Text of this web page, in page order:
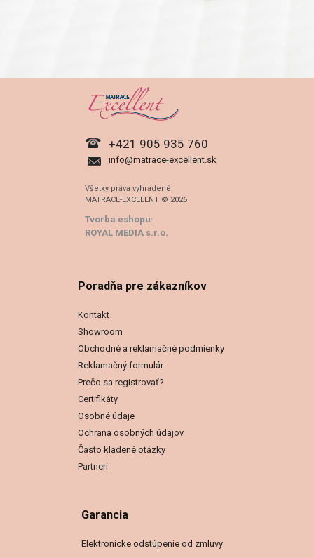
+421 905 935 760
info@matrace-excellent.sk
Všetky práva vyhradené.
MATRACE-EXCELENT © 2026
Tvorba eshopu:
ROYAL MEDIA s.r.o.
Poradňa pre zákazníkov
Kontakt
Showroom
Obchodné a reklamačné podmienky
Reklamačný formulár
Prečo sa registrovať?
Certifikáty
Osobné údaje
Ochrana osobných údajov
Často kladené otázky
Partneri
Garancia
Elektronicke odstúpenie od zmluvy